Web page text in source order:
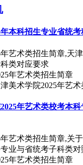
本科招生专业省统
艺术类招生简章,天
类对应要求
美术学院2025年艺
年艺术类校考本
艺术类招生简章,关
业与省统考子科类